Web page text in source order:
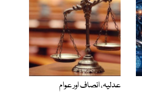
عدلیہ، انصاف اور عوام